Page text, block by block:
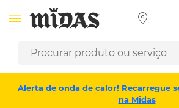
Alerta de onda de calor! Recarregue
na Midas